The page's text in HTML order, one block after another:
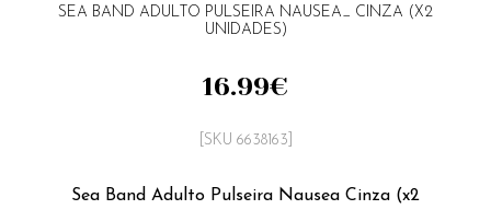
SEA BAND ADULTO PULSEIRA NAUSEA_ CINZA (X2
UNIDADES)
Sea Band Adulto Pulseira Nausea Cinza (x2
[SKU 6638163]
16.99€